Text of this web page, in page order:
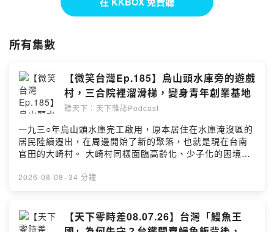
【阿榕伯胡說科技】科技輕鬆聊，天下總主筆陳良榕暢談半導體產業趨勢
【永續會】投資新準則，企業好公民，永續會不會，收聽掌握ESG大機
會。
【未來城市】科技、經濟和永續的總和，城市的未來，充滿無限想像。
【管理同學會】天下雜誌出版總編輯為你解析管理實務與應用。
【微笑台灣】以深度旅遊和人情故事，體驗台灣鄉鎮魅力。（完整節目
表：https://bit.ly/3HSN7T2）
【聰明慢老】陪你從日常養成保持活力不顯老的習慣。
【服務一點訣】掌握一點訣，與廣大服務業好朋友一起打拚！
【天下經濟論壇】CWEF天下經濟論壇，搭建產官學菁英對話平台。
所有集數
【微笑台灣Ep.185】烏山頭水庫旁的遊戲
村，三合院裡溜滑梯，變身青年創業基地
聽天下：天下雜誌Podcast
一九三○年烏山頭水庫完工啟用，原本居住在水庫淹沒區的
居民陸續遷出，在周邊開始了新的聚落，也就是現在台南
官田的大崎村。 大崎村同樣面臨高齡化、少子化的困境，
耕耘說服長輩支持自己的大膽創意！現在，整個村莊就像
田，面對常住人口僅150人的小村落與過節時親戚排山倒海
的關切，如何放下焦慮，將青春熱情化為一步步扎根在地
2026-08-08 · 34 分鐘
【天下零時差08.07.26】台灣「鰻魚王